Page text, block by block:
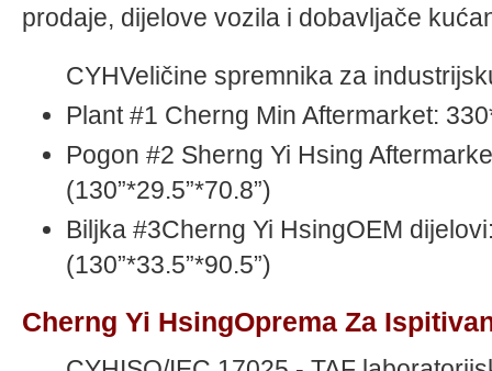
prodaje, dijelove vozila i dobavljače
CYHVeličine spremnika za
Plant #1 Cherng Min Aftermarket:
Pogon #2 Sherng Yi Hsing
(130”*29.5”*70.8”)
Biljka #3Cherng Yi HsingOEM
(130”*33.5”*90.5”)
Cherng Yi HsingOprema Za